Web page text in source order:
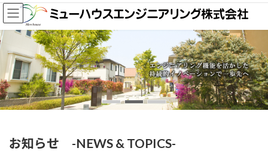
コ
ン
テ
ン
ツ
ス
キ
ッ
プ
ナ
ビ
ゲ
ー
シ
ン
に
移
動
お知らせ -NEWS & TOPICS-